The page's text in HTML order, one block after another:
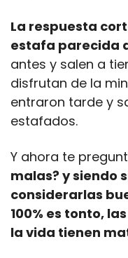
La respuesta
estafa parecida
antes y salen a
disfrutan de la
entraron tarde y
estafados.
Y ahora te
malas? y siendo
considerarlas
100% es tonto,
la vida tienen